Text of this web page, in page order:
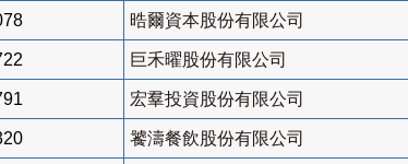
晧爾資本股份有限公司
巨禾曜股份有限公司
宏羣投資股份有限公司
饕濤餐飲股份有限公司